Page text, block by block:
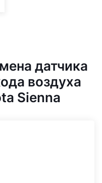
датчика
воздуха
Sienna